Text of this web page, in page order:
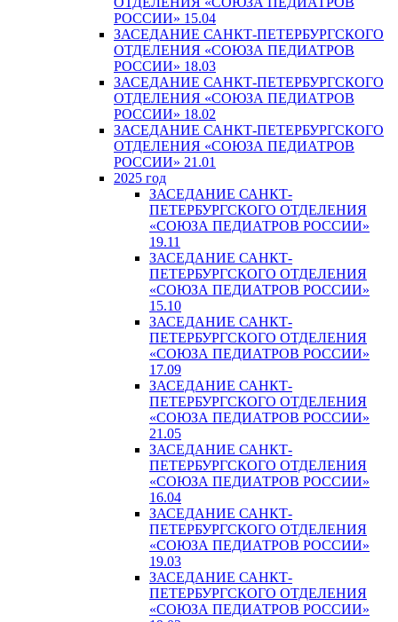
РОССИИ» 15.04
ЗАСЕДАНИЕ САНКТ-ПЕТЕРБУРГСКОГО
ОТДЕЛЕНИЯ «СОЮЗА ПЕДИАТРОВ
РОССИИ» 18.03
ЗАСЕДАНИЕ САНКТ-ПЕТЕРБУРГСКОГО
ОТДЕЛЕНИЯ «СОЮЗА ПЕДИАТРОВ
РОССИИ» 18.02
ЗАСЕДАНИЕ САНКТ-ПЕТЕРБУРГСКОГО
ОТДЕЛЕНИЯ «СОЮЗА ПЕДИАТРОВ
РОССИИ» 21.01
2025 год
ЗАСЕДАНИЕ САНКТ-
ПЕТЕРБУРГСКОГО ОТДЕЛЕНИЯ
«СОЮЗА ПЕДИАТРОВ РОССИИ»
19.11
ЗАСЕДАНИЕ САНКТ-
ПЕТЕРБУРГСКОГО ОТДЕЛЕНИЯ
«СОЮЗА ПЕДИАТРОВ РОССИИ»
15.10
ЗАСЕДАНИЕ САНКТ-
ПЕТЕРБУРГСКОГО ОТДЕЛЕНИЯ
«СОЮЗА ПЕДИАТРОВ РОССИИ»
17.09
ЗАСЕДАНИЕ САНКТ-
ПЕТЕРБУРГСКОГО ОТДЕЛЕНИЯ
«СОЮЗА ПЕДИАТРОВ РОССИИ»
21.05
ЗАСЕДАНИЕ САНКТ-
ПЕТЕРБУРГСКОГО ОТДЕЛЕНИЯ
«СОЮЗА ПЕДИАТРОВ РОССИИ»
16.04
ЗАСЕДАНИЕ САНКТ-
ПЕТЕРБУРГСКОГО ОТДЕЛЕНИЯ
«СОЮЗА ПЕДИАТРОВ РОССИИ»
19.03
ЗАСЕДАНИЕ САНКТ-
ПЕТЕРБУРГСКОГО ОТДЕЛЕНИЯ
«СОЮЗА ПЕДИАТРОВ РОССИИ»